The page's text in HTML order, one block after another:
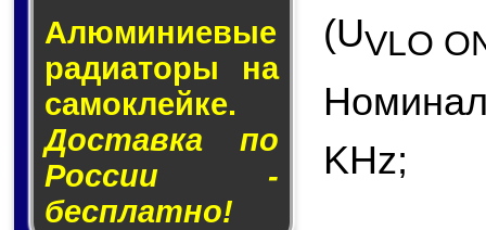
Алюминие­вые
ра­ди­а­то­ры на
са­мо­клей­ке.
Доставка по
России -
бесплатно!
(UVLO
KHz;